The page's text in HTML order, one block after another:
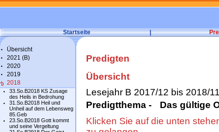
Startseite |
Übersicht
2021 (B)
2020
2019
2018
33.So.B2018 KS Zusage
des Heils in Bedrohung
31.So.B2018 Heil und
Unheil auf dem Lebensweg
85.Geb
23.So.B2018 Gott kommt
und seine Vergeltung
Predigten
Übersicht
Lesejahr B 2017/12 bis 2018/
Predigtthema - Das gültige
Klicken Sie auf die unten